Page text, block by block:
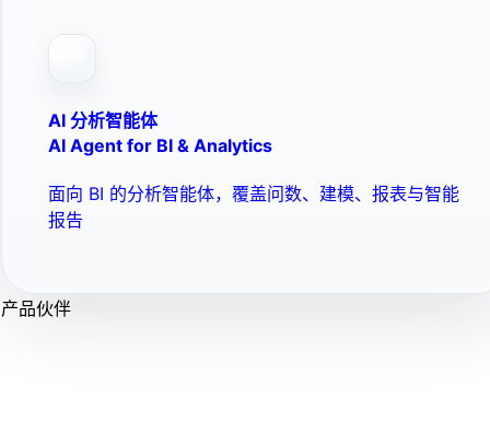
AI 分析智能体
AI Agent for BI & Analytics
面向 BI 的分析智能体，覆盖问数、建模、报表与智能
报告
产品伙伴